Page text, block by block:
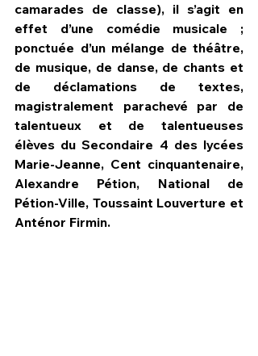
camarades de classe), il s’agit en
effet d’une comédie musicale ;
ponctuée d’un mélange de théâtre,
de musique, de danse, de chants et
de déclamations de textes,
magistralement parachevé par de
talentueux et de talentueuses
élèves du Secondaire 4 des lycées
Marie-Jeanne, Cent cinquantenaire,
Alexandre Pétion, National de
Pétion-Ville, Toussaint Louverture et
Anténor Firmin.